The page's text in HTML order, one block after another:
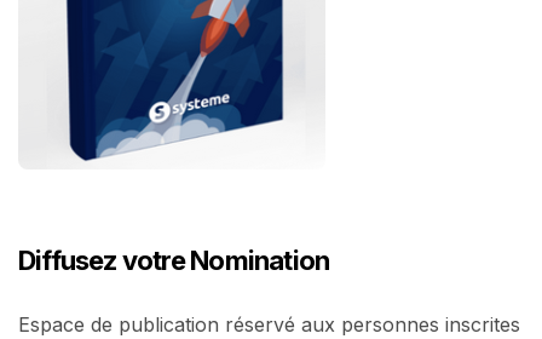
Diffusez votre Nomination
Espace de publication réservé aux personnes inscrites